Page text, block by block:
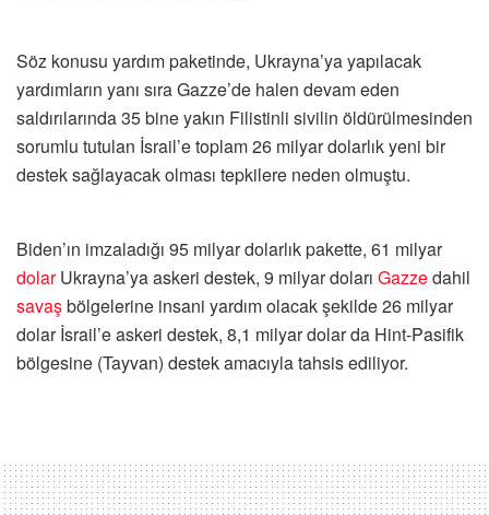
Söz konusu yardım paketinde, Ukrayna’ya yapılacak
yardımların yanı sıra Gazze’de halen devam eden
saldırılarında 35 bine yakın Filistinli sivilin öldürülmesinden
sorumlu tutulan İsrail’e toplam 26 milyar dolarlık yeni bir
destek sağlayacak olması tepkilere neden olmuştu.
Biden’ın imzaladığı 95 milyar dolarlık pakette, 61 milyar
dolarUkrayna’ya askeri destek, 9 milyar doları Gazzedahil
savaşbölgelerine insani yardım olacak şekilde 26 milyar
dolar İsrail’e askeri destek, 8,1 milyar dolar da Hint-Pasifik
bölgesine (Tayvan) destek amacıyla tahsis ediliyor.